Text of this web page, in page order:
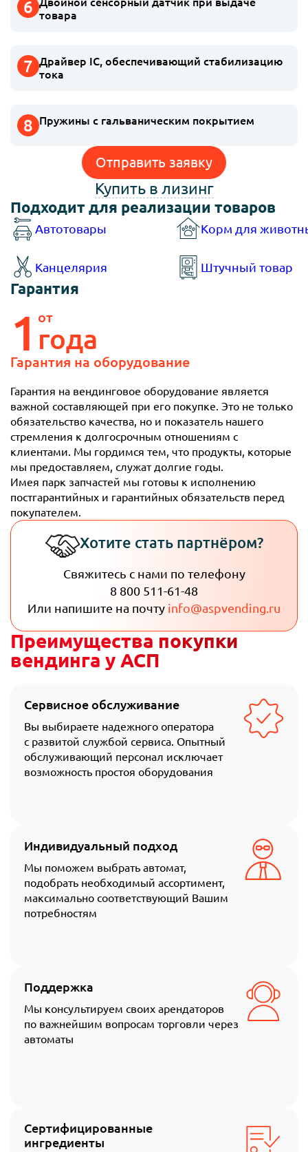
товара
Драйвер IC, обеспечивающий стабилизацию
тока
Пружины с гальваническим покрытием
Отправить заявку
Купить в лизинг
Подходит для реализации товаров
Автотовары
Канцелярия
Корм для
Штучный товар
Гарантия
Гарантия на вендинговое оборудование является
важной составляющей при его покупке. Это не только
обязательство качества, но и показатель нашего
стремления к долгосрочным отношениям с
клиентами. Мы гордимся тем, что продукты, которые
мы предоставляем, служат долгие годы.
Имея парк запчастей мы готовы к исполнению
постгарантийных и гарантийных обязательств перед
покупателем.
от
1 года
Гарантия на оборудование
Хотите стать партнёром?
Свяжитесь с нами по телефону
8 800 511-61-48
Или напишите на почту info@aspvending.ru
Преимущества покупки
вендинга у АСП
Сервисное обслуживание
Вы выбираете надежного оператора
с развитой службой сервиса. Опытный
обслуживающий персонал исключает
возможность простоя оборудования
Индивидуальный подход
Мы поможем выбрать автомат,
подобрать необходимый ассортимент,
максимально соответствующий Вашим
потребностям
Поддержка
Мы консультируем своих арендаторов
по важнейшим вопросам торговли через
автоматы
Сертифицированные
ингредиенты